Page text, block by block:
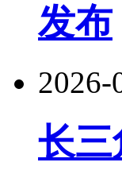
发布
2026-
长三